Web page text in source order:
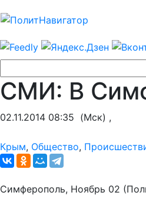
СМИ: В
02.11.2014 08:35 (Мск) ,
Крым, Общество,
Симферополь, Ноябрь 02